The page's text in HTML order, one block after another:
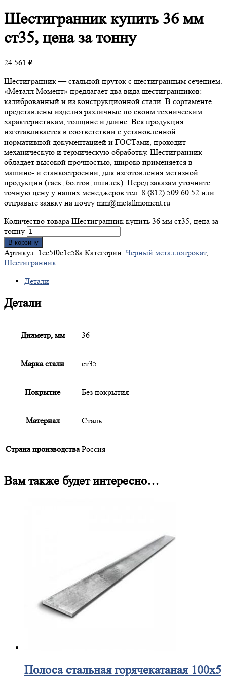
Шестигранниккупить 36 мм
ст35, цена за тонну
24 561 ₽
Шестигранник — стальной пруток с шестигранным сечением.
«Металл Момент» предлагает два вида шестигранников:
калиброванный и из конструкционной стали. В сортаменте
представлены изделия различные по своим техническим
характеристикам, толщине и длине. Вся продукция
изготавливается в соответствии с установленной
нормативной документацией и ГОСТами, проходит
механическую и термическую обработку. Шестигранник
обладает высокой прочностью, широко применяется в
машино- и станкостроении, для изготовления метизной
продукции (гаек, болтов, шпилек). Перед заказам уточните
точную цену у наших менеджеров тел. 8 (812) 509 60 52 или
отправьте заявку на почту mm@metallmoment.ru
Количество товара Шестигранник купить 36 мм ст35, цена за
тонну
В корзину
Артикул: 1ee5f0e1c58a Категории: Черный металлопрокат,
Шестигранник
Детали
Детали
Диаметр, мм 36
Марка стали ст35
Покрытие Без покрытия
Материал Сталь
Страна производства Россия
Вам также будет интересно…
Полосастальная горячекатаная 100х5